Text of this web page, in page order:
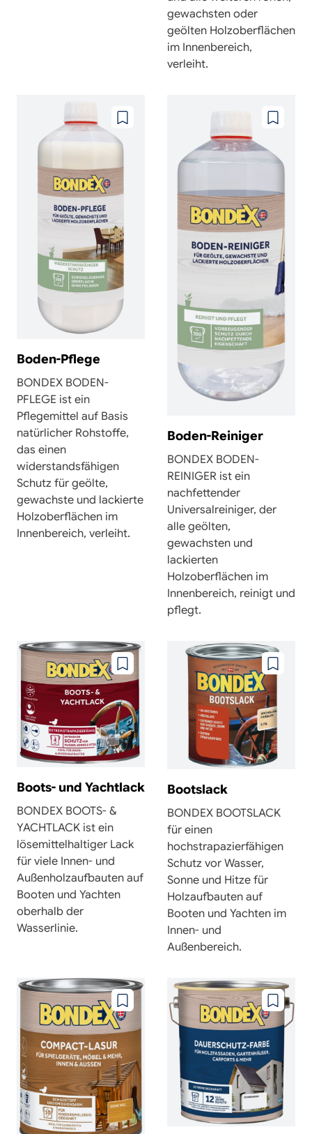
gewachsten oder
geölten Holzoberflächen
im Innenbereich,
verleiht.
Zu
hinzufügen
Boden-Pflege
BONDEX BODEN-
PFLEGE ist ein
Pflegemittel auf Basis
natürlicher Rohstoffe,
das einen
widerstandsfähigen
Schutz für geölte,
gewachste und lackierte
Holzoberflächen im
Innenbereich, verleiht.
Zu
Boden-Reiniger
BONDEX BODEN-
REINIGER ist ein
nachfettender
Universalreiniger, der
alle geölten,
gewachsten und
lackierten
Holzoberflächen im
Innenbereich, reinigt und
pflegt.
Zu
wunschzettel
hinzufügen
Boots- und Yachtlack
BONDEX BOOTS- &
YACHTLACK ist ein
lösemittelhaltiger Lack
für viele Innen- und
Außenholzaufbauten auf
Booten und Yachten
oberhalb der
Wasserlinie.
Zu
Bootslack
BONDEX BOOTSLACK
für einen
hochstrapazierfähigen
Schutz vor Wasser,
Sonne und Hitze für
Holzaufbauten auf
Booten und Yachten im
Innen- und
Außenbereich.
Zu
wunschzettel
hinzufügen
Zu